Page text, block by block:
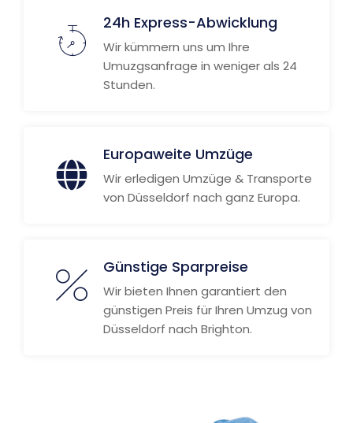
24h Express-Abwicklung
Wir kümmern uns um Ihre
Umuzgsanfrage in weniger als 24
Stunden.
Europaweite Umzüge
Wir erledigen Umzüge & Transporte
von Düsseldorf nach ganz Europa.
Günstige Sparpreise
Wir bieten Ihnen garantiert den
günstigen Preis für Ihren Umzug von
Düsseldorf nach Brighton.